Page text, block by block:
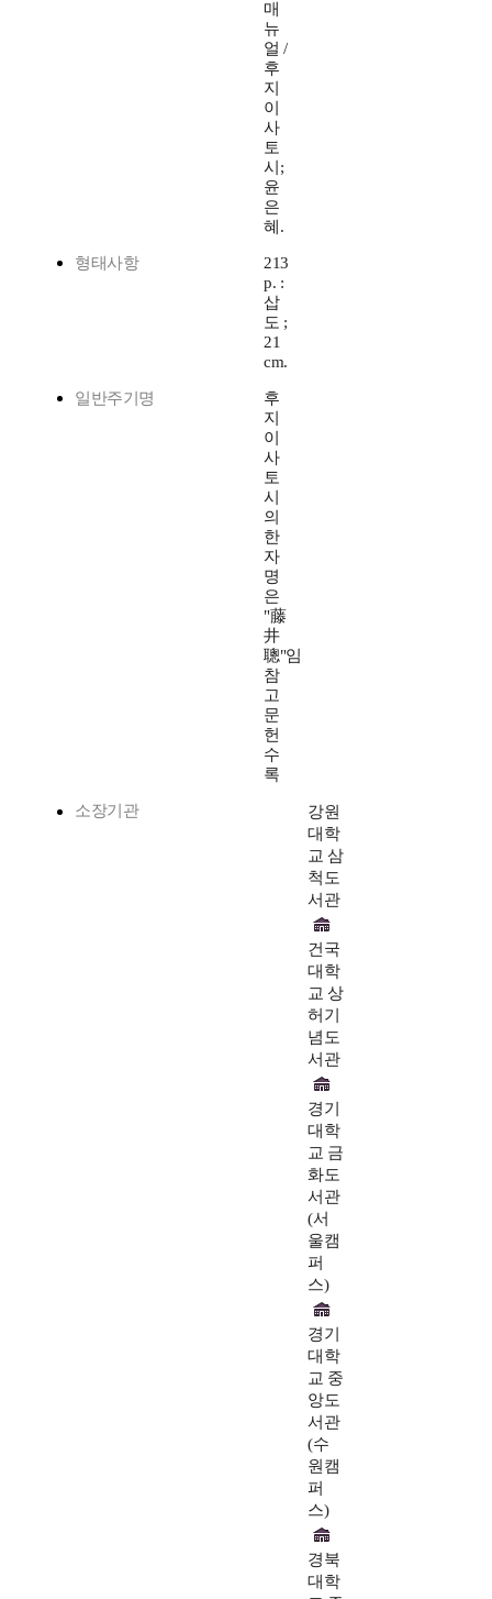
매
뉴
얼 /
후
지
이
사
토
시;
윤
은
혜.
형태사항
213
p. :
삽
도 ;
21
cm.
일반주기명
후
지
이
사
토
시
의
한
자
명
은
"藤
井
聰"임
참
고
문
헌
수
록
소장기관
강원
대학
교 삼
척도
서관
건국
대학
교 상
허기
념도
서관
경기
대학
교 금
화도
서관
(서
울캠
퍼
스)
경기
대학
교 중
앙도
서관
(수
원캠
퍼
스)
경북
대학